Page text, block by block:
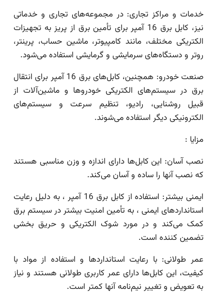
خدمات و مراکز تجاری: در مجموعه‌های تجاری و خدماتی
نیز، کابل برق 16 آمپر برای تأمین برق از پریز به تجهیزات
الکتریکی مختلف، مانند کامپیوتر، ماشین حساب، پرینتر،
روتر و دستگاه‌های سرمایشی و گرمایشی استفاده می‌شود.
صنعت خودرو: همچنین، کابل‌های برق 16 آمپر برای انتقال
برق در سیستم‌های الکتریکی خودروها و ماشین‌آلات از
قبیل روشنایی، رادیو، تنظیم سرعت و سیستم‌های
الکترونیکی دیگر استفاده می‌شوند.
مزایا :
نصب آسان: این کابل‌ها دارای اندازه و وزن مناسبی هستند
که نصب آنها را ساده و آسان می‌کند.
ایمنی بیشتر: استفاده از کابل برق 16 آمپر ، به دلیل رعایت
استانداردهای ایمنی ، به تأمین امنیت بیشتر در سیستم برق
کمک می‌کند و در مورد شوک الکتریکی و حریق بخشی
تضمین کننده است.
عمر طولانی: با رعایت استانداردها و استفاده از مواد با
کیفیت، این کابل‌ها دارای عمر کاربری طولانی هستند و نیاز
به تعویض و تغییر نیم‌نامه آنها کمتر است.